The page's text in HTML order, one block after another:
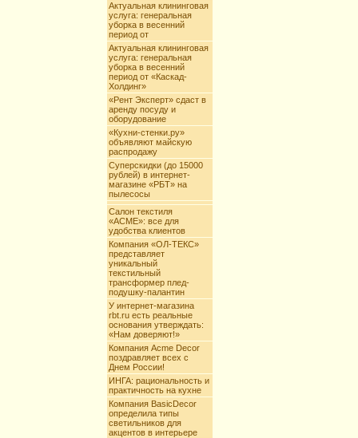
Актуальная клининговая
услуга: генеральная
уборка в весенний
период от
Актуальная клининговая
услуга: генеральная
уборка в весенний
период от «Каскад-
Холдинг»
«Рент Эксперт» сдаст в
аренду посуду и
оборудование
«Кухни-стенки.ру»
объявляют майскую
распродажу
Суперскидки (до 15000
рублей) в интернет-
магазине «РБТ» на
пылесосы
Салон текстиля
«АCME»: все для
удобства клиентов
Компания «ОЛ-ТЕКС»
представляет
уникальный
текстильный
трансформер плед-
подушку-палантин
У интернет-магазина
rbt.ru есть реальные
основания утверждать:
«Нам доверяют!»
Компания Acme Decor
поздравляет всех с
Днем России!
ИНГА: рациональность и
практичность на кухне
Компания BasicDecor
определила типы
светильников для
акцентов в интерьере